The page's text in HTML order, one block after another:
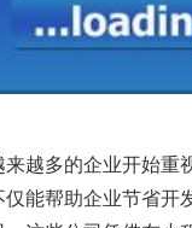
越多的企业开始
能帮助企业节省